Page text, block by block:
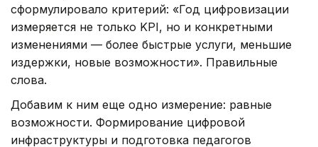
сформулировало критерий: «Год цифровизации
измеряется не только KPI, но и конкретными
изменениями — более быстрые услуги, меньшие
издержки, новые возможности». Правильные
слова.
Добавим к ним еще одно измерение: равные
возможности. Формирование цифровой
инфраструктуры и подготовка педагогов